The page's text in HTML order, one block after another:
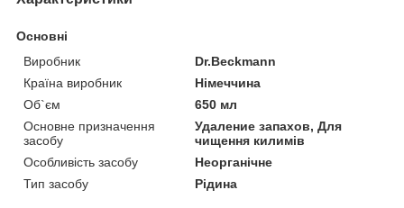
Основні
Виробник
Dr.Beckmann
Країна виробник
Німеччина
Об`єм
650 мл
Основне призначення
засобу
Удаление запахов, Для
чищення килимів
Особливість засобу
Неорганічне
Тип засобу
Рідина